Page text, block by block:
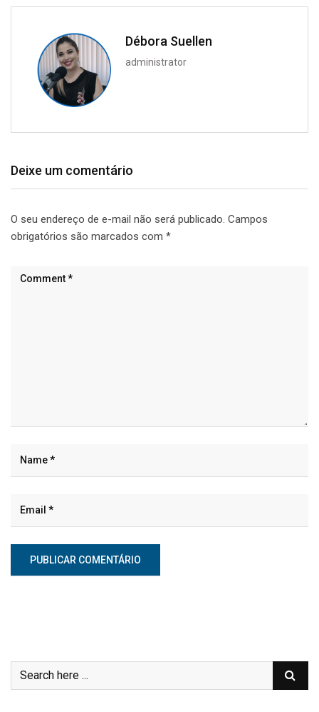
Débora Suellen
administrator
Deixe um comentário
O seu endereço de e-mail não será publicado. Campos
obrigatórios são marcados com *